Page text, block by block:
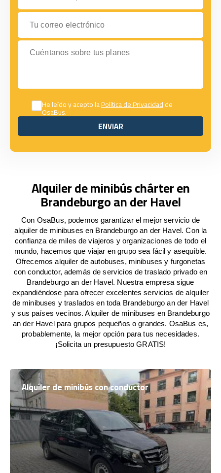
Tu correo electrónico
Cuéntanos sobre tus planes
He leído y acepto laPolítica de Privacidadde
OsaBus.
ENVIAR
ENVIAR
Alquiler de minibús chárter en
Brandeburgo an der Havel
Con OsaBus, podemos garantizar el mejor servicio de
alquiler de minibuses en Brandeburgo an der Havel. Con la
confianza de miles de viajeros y organizaciones de todo el
mundo, hacemos que viajar en grupo sea fácil y asequible.
Ofrecemos alquiler de autobuses, minibuses y furgonetas
con conductor, además de servicios de traslado privado en
Brandeburgo an der Havel. Nuestra empresa sigue
expandiéndose para ofrecer excelentes servicios de alquiler
de minibuses y traslados en toda Brandeburgo an der Havel
y sus países vecinos. Alquiler de minibuses en Brandeburgo
an der Havel para grupos pequeños o grandes. OsaBus es,
probablemente, la mejor opción para tus necesidades.
¡Solicita un presupuesto GRATIS!
Alquiler de minibús con conductor